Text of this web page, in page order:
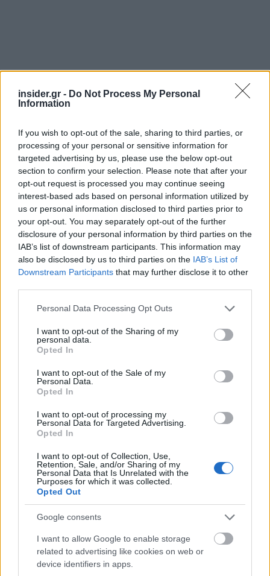
insider.gr - Do Not Process My Personal
Information
If you wish to opt-out of the sale, sharing to third parties, or
processing of your personal or sensitive information for
targeted advertising by us, please use the below opt-out
section to confirm your selection. Please note that after your
opt-out request is processed you may continue seeing
interest-based ads based on personal information utilized by
us or personal information disclosed to third parties prior to
your opt-out. You may separately opt-out of the further
disclosure of your personal information by third parties on the
IAB’s list of downstream participants. This information may
also be disclosed by us to third parties on the IAB’s List of
Downstream Participants that may further disclose it to other
Please note that this website/app uses one or more Google
not limited to your visit or usage behaviour. You may click to
grant or deny consent to Google and its third-party tags to
use your data for below specified purposes in below Google
consent section.
Personal Data Processing Opt Outs
I want to opt-out of the Sharing of my
personal data.
Opted In
I want to opt-out of the Sale of my
Personal Data.
Opted In
I want to opt-out of processing my
Personal Data for Targeted Advertising.
Opted In
I want to opt-out of Collection, Use,
Retention, Sale, and/or Sharing of my
Personal Data that Is Unrelated with the
Purposes for which it was collected.
Opted Out
Google consents
I want to allow Google to enable storage
related to advertising like cookies on web or
device identifiers in apps.
Τον Απρίλιο, το υπουργείο Άμυνας ανακοίνωσε
την πρόθεσή του ναεπιταχύνει την παραγωγή
πυραύλων αναχαίτισης Arrow.
Η ανακοίνωση του υπουργείου έρχεται μετά από
ερωτηματικά που δημοσιεύτηκαν σε διεθνή μέσα
ενημέρωσης σχετικά με το απόθεμα συστημάτων
αναχαίτισης του Ισραήλ, ιδίως στο πλαίσιο του
πολέμου με το Ιράν από τις αρχές του έτους.